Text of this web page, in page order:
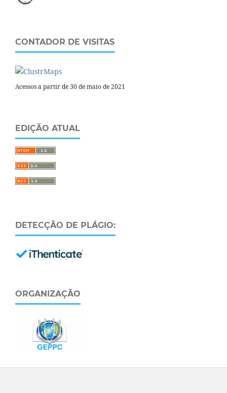
CONTADOR DE VISITAS
Acessos a partir de 30 de maio de 2021
EDIÇÃO ATUAL
DETECÇÃO DE PLÁGIO:
ORGANIZAÇÃO